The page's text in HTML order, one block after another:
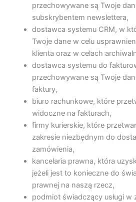
przechowywane są Twoje
subskrybentem newslettera,
dostawca systemu CRM, w
Twoje dane w celu
klienta oraz w celach
dostawca systemu do
przechowywane są Twoje
faktury,
biuro rachunkowe, które
widoczne na fakturach,
firmy kurierskie, które
zakresie niezbędnym do
zamówienia,
kancelaria prawna, która
jeżeli jest to konieczne do
prawnej na naszą rzecz,
podmiot świadczący usługi w